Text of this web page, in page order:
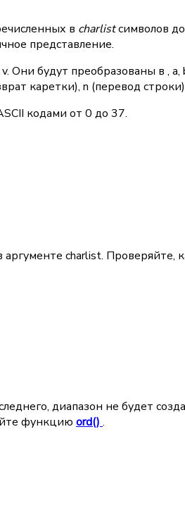
в charlistсимволов
представление.
Они будут преобразованы в ,
каретки), n (перевод
кодами от 0 до 37.
charlist. Проверяйте,
диапазон не будет
функцию ord() .